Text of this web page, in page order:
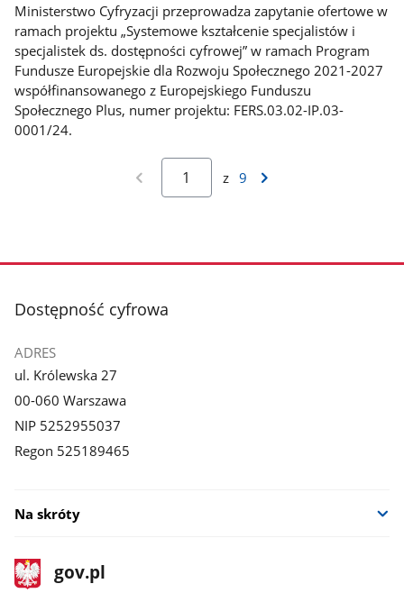
Ministerstwo Cyfryzacji przeprowadza zapytanie ofertowe w
ramach projektu „Systemowe kształcenie specjalistów i
specjalistek ds. dostępności cyfrowej” w ramach Program
Fundusze Europejskie dla Rozwoju Społecznego 2021-2027
współfinansowanego z Europejskiego Funduszu
Społecznego Plus, numer projektu: FERS.03.02-IP.03-
0001/24.
z 9
stopka
Dostępność cyfrowa
ADRES
ul. Królewska 27
00-060 Warszawa
NIP 5252955037
Regon 525189465
Na skróty
stopka
gov.pl
Strona
gov.pl